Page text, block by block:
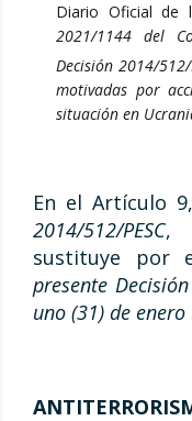
Diario Oficial de
2021/1144 del
Decisión 2014/512/
motivadas por
situación en
En el Artículo
2014/512/PESC,
sustituye por
presente Decisió
uno (31) de enero